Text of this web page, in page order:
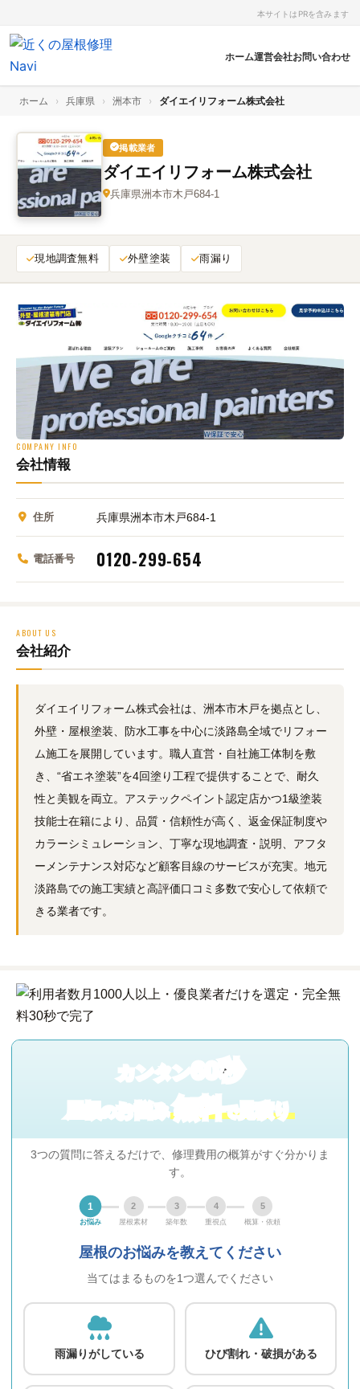
本サイトはPRを含みます
ホーム運営会社お問い合わせ
ホーム › 兵庫県 › 洲本市 › ダイエイリフォーム株式会社
掲載業者
ダイエイリフォーム株式会社
兵庫県洲本市木戸684‑1
現地調査無料 外壁塗装 雨漏り
COMPANY INFO
会社情報
住所 兵庫県洲本市木戸684‑1
電話番号 0120‑299‑654
ABOUT US
会社紹介
ダイエイリフォーム株式会社は、洲本市木戸を拠点とし、
外壁・屋根塗装、防水工事を中心に淡路島全域でリフォー
ム施工を展開しています。職人直営・自社施工体制を敷
き、“省エネ塗装”を4回塗り工程で提供することで、耐久
性と美観を両立。アステックペイント認定店かつ1級塗装
技能士在籍により、品質・信頼性が高く、返金保証制度や
カラーシミュレーション、丁寧な現地調査・説明、アフタ
ーメンテナンス対応など顧客目線のサービスが充実。地元
淡路島での施工実績と高評価口コミ多数で安心して依頼で
きる業者です。
カンタン60秒
屋根 のお悩み無料で見積り
3つの質問に答えるだけで、修理費用の概算がすぐ分かりま
す。
1
お悩み
2
屋根素材
3
築年数
4
重視点
5
概算・依頼
屋根のお悩みを教えてください
当てはまるものを1つ選んでください
雨漏りがしている ひび割れ・破損がある